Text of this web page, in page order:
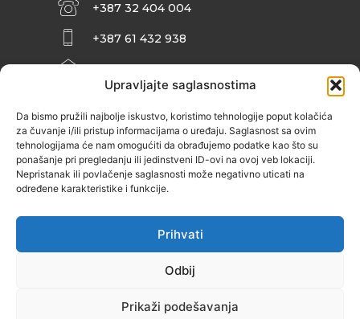
Upravljajte saglasnostima
Da bismo pružili najbolje iskustvo, koristimo tehnologije poput kolačića
za čuvanje i/ili pristup informacijama o uređaju. Saglasnost sa ovim
tehnologijama će nam omogućiti da obrađujemo podatke kao što su
ponašanje pri pregledanju ili jedinstveni ID-ovi na ovoj veb lokaciji.
Nepristanak ili povlačenje saglasnosti može negativno uticati na
određene karakteristike i funkcije.
Prihvati
Odbij
Prikaži podešavanja
+387 32 404 004
+387 61 432 938
INFO@ZENIT.BA
ZENIČANKA, 3. SPRAT), 72000 ZENICA